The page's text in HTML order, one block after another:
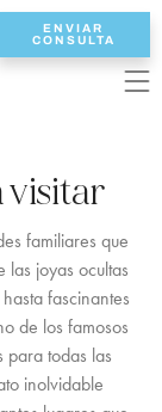
ENVIAR
CONSULTA
visitar
familiares que
las joyas ocultas
fascinantes
de los famosos
para todas las
inolvidable